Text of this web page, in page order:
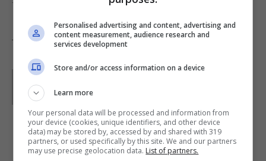
Tag: Ricette dal mondo
IN PRIMO PIANO
Personalised advertising and content, advertising and
content measurement, audience research and
services development
Store and/or access information on a device
Learn more
Your personal data will be processed and information from
your device (cookies, unique identifiers, and other device
data) may be stored by, accessed by and shared with 319
partners, or used specifically by this site. We and our partners
may use precise geolocation data. List of partners.